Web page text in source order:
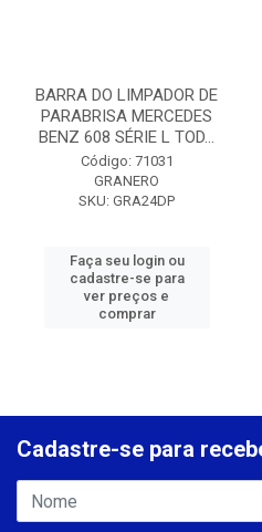
BARRA DO LIMPADOR DE
PARABRISA MERCEDES
BENZ 608 SÉRIE L TOD...
Código: 71031
GRANERO
SKU: GRA24DP
Faça seu login ou
cadastre-se para
ver preços e
comprar
Cadastre-se para